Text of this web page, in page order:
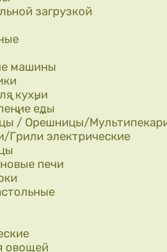
загрузкой
машины
кухни
еды
/ Орешницы/
Грили электрические
печи
овощей